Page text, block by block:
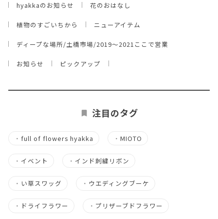
hyakkaのお知らせ 花のおはなし
植物のすごいちから ニューアイテム
ディープな場所/土橋市場/2019～2021ここで営業
お知らせ ピックアップ
注目のタグ
・ full of flowers hyakka ・MIOTO
・ イベント ・ インド刺繍リボン
・ い草スワッグ ・ ウエディングブーケ
・ ドライフラワー ・ プリザーブドフラワー